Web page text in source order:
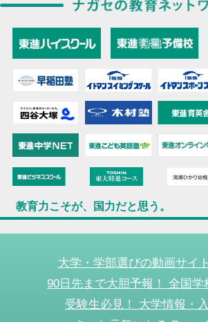
教育力こそが、国力だと思う。
大学・学部選びの動画サイ
90日先まで大胆予報！ 全国学
受験生必見！ 大学情報・